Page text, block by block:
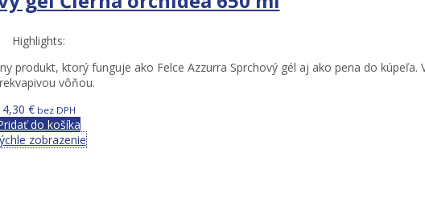
Highlights:
produkt, ktorý funguje ako Felce Azzurra Sprchový gél aj ako pena do kúpeľa.
vôňou.
4,30 €bez DPH
do košíka
zobrazenie